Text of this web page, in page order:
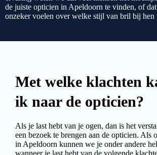
de juiste opticien in Apeldoorn te vinden, of
onzeker voelen over welke stijl van bril bij hen
Met welke klachten
ik naar de opticien?
Als je last hebt van je ogen, dan is het
een bezoek te brengen aan de opticien. Als
in Apeldoorn kunnen we je onder andere